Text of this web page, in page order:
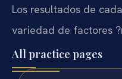
Los resultados de
variedad de factores
All practice pages